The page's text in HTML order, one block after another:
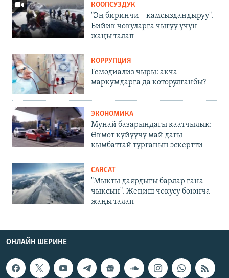
КООПСУЗДУК
"Эң биринчи – камсыздандыруу".
Бийик чокуларга чыгуу үчүн
жаңы талап
КОРРУПЦИЯ
Гемодиализ чыры: акча
маркумдарга да которулганбы?
ЭКОНОМИКА
Мунай базарындагы каатчылык:
Өкмөт күйүүчү май дагы
кымбаттай турганын эскертти
САЯСАТ
"Мыкты даярдыгы барлар гана
чыксын". Жеңиш чокусу боюнча
жаңы талап
ОНЛАЙН ШЕРИНЕ